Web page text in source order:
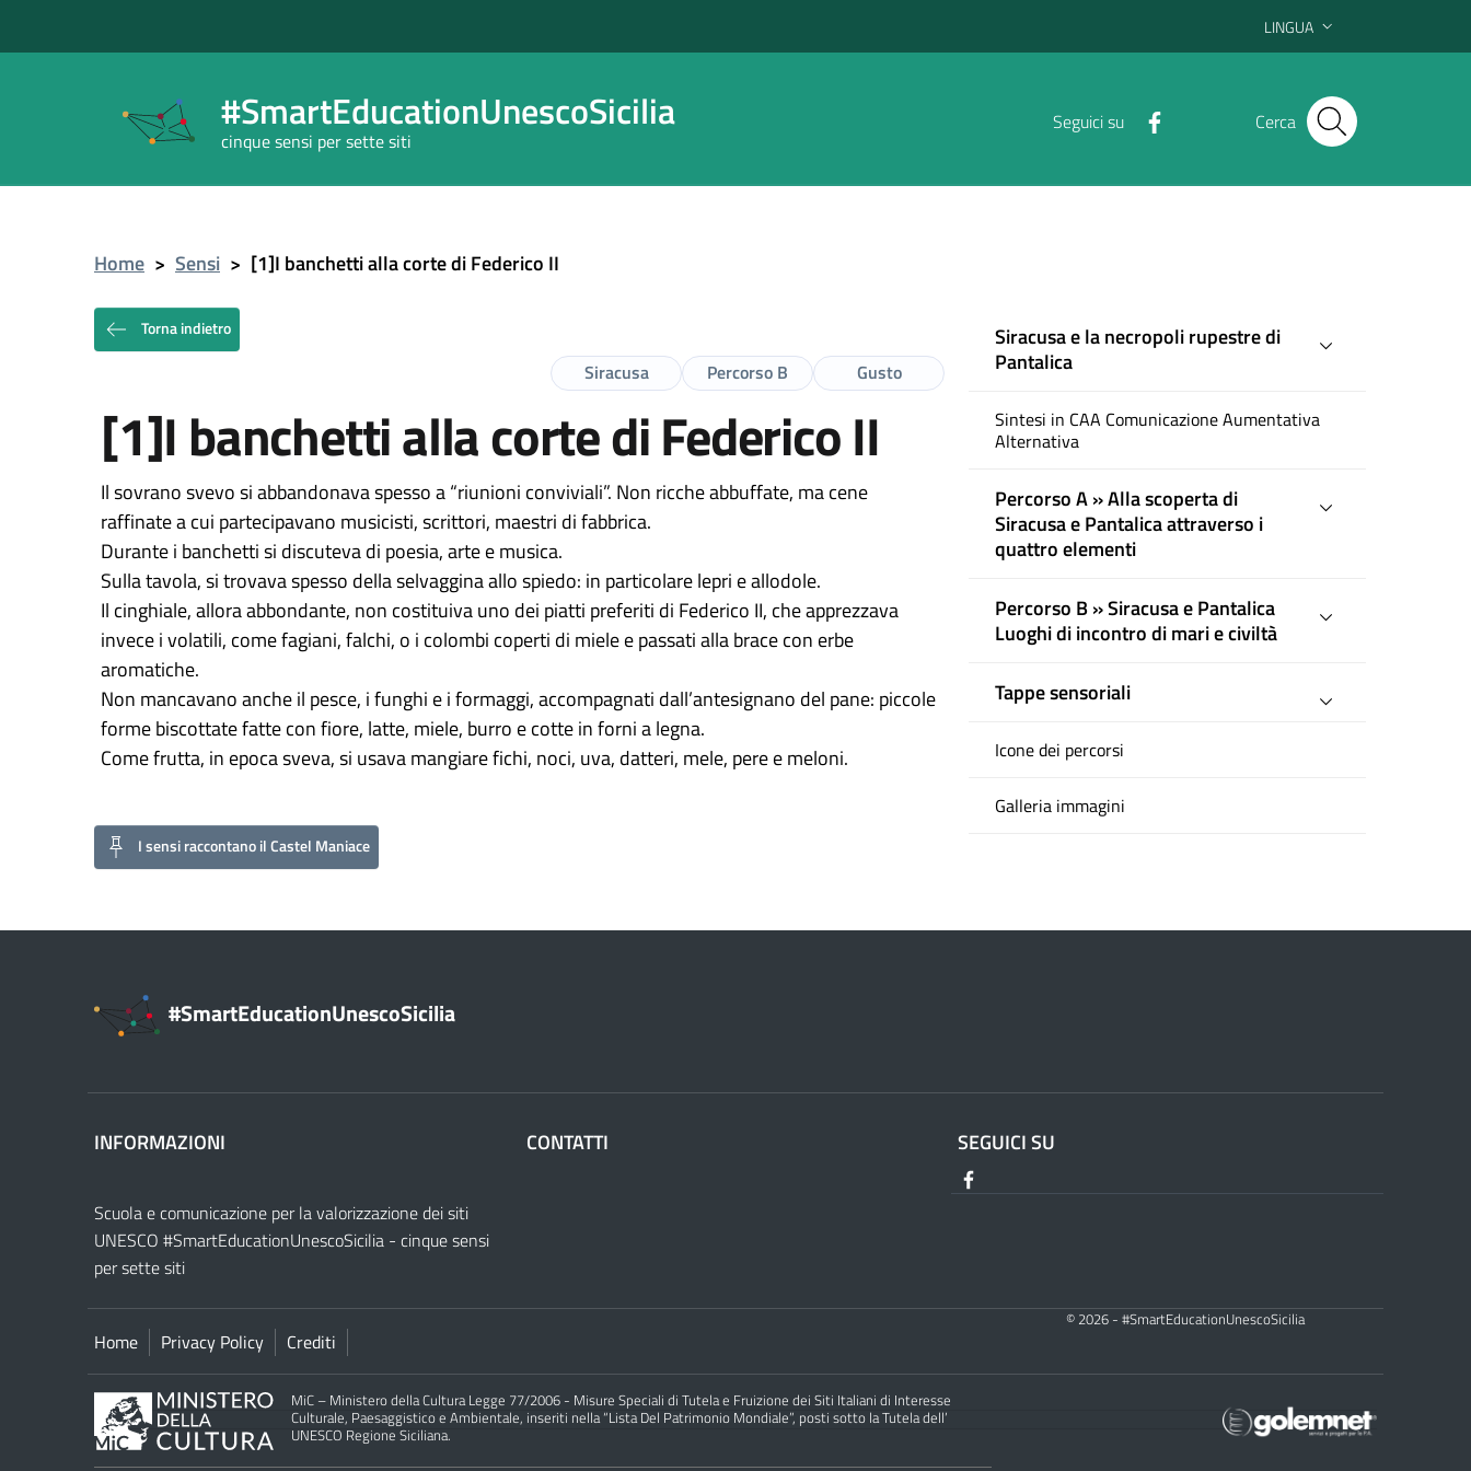
LINGUA
#SmartEducationUnescoSicilia
cinque sensi per sette siti
Seguici su Cerca
Home > Sensi > [1]I banchetti alla corte di Federico II
Torna indietro
Gusto
Percorso B
Siracusa
[1]I banchetti alla corte di Federico II
Il sovrano svevo si abbandonava spesso a “riunioni conviviali”. Non ricche abbuffate, ma cene
raffinate a cui partecipavano musicisti, scrittori, maestri di fabbrica.
Durante i banchetti si discuteva di poesia, arte e musica.
Sulla tavola, si trovava spesso della selvaggina allo spiedo: in particolare lepri e allodole.
Il cinghiale, allora abbondante, non costituiva uno dei piatti preferiti di Federico II, che apprezzava
invece i volatili, come fagiani, falchi, o i colombi coperti di miele e passati alla brace con erbe
aromatiche.
Non mancavano anche il pesce, i funghi e i formaggi, accompagnati dall’antesignano del pane: piccole
forme biscottate fatte con fiore, latte, miele, burro e cotte in forni a legna.
Come frutta, in epoca sveva, si usava mangiare fichi, noci, uva, datteri, mele, pere e meloni.
I sensi raccontano il Castel Maniace
Siracusa e la necropoli rupestre di
Pantalica
Sintesi in CAA Comunicazione Aumentativa
Alternativa
Percorso A » Alla scoperta di
Siracusa e Pantalica attraverso i
quattro elementi
Percorso B » Siracusa e Pantalica
Luoghi di incontro di mari e civiltà
Tappe sensoriali
Icone dei percorsi
Galleria immagini
#SmartEducationUnescoSicilia
INFORMAZIONI
Scuola e comunicazione per la valorizzazione dei siti
UNESCO #SmartEducationUnescoSicilia - cinque sensi
per sette siti
CONTATTI SEGUICI SU
Home Privacy Policy Crediti
© 2026 - #SmartEducationUnescoSicilia
MiC – Ministero della Cultura Legge 77/2006 - Misure Speciali di Tutela e Fruizione dei Siti Italiani di Interesse
Culturale, Paesaggistico e Ambientale, inseriti nella “Lista Del Patrimonio Mondiale”, posti sotto la Tutela dell’
UNESCO Regione Siciliana.